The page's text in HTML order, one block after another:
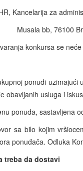
Kancelarija za
Musala bb, 76100
konkursa se
ponudi
obavljanih usluga i
ponuda, sastavljena
sa bilo kojim
ponuđača. Odluka
treba da dostavi